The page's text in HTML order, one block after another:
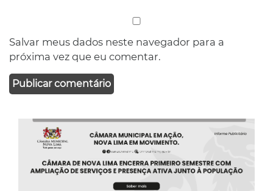
Salvar meus dados neste navegador para a
próxima vez que eu comentar.